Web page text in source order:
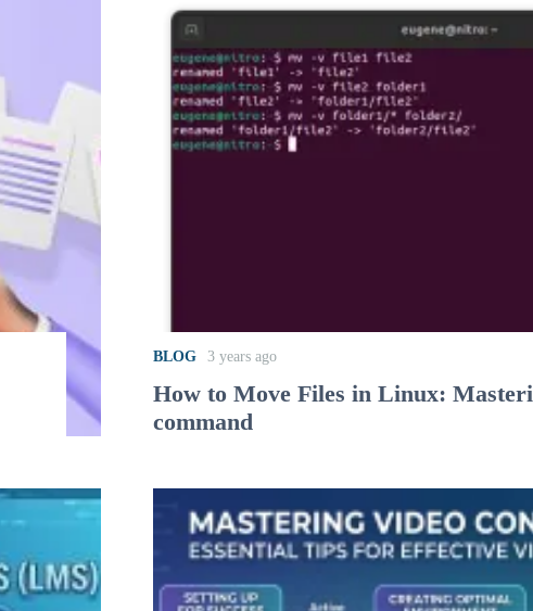
BLOG 3 years ago
How to Move Files in Linux:
command